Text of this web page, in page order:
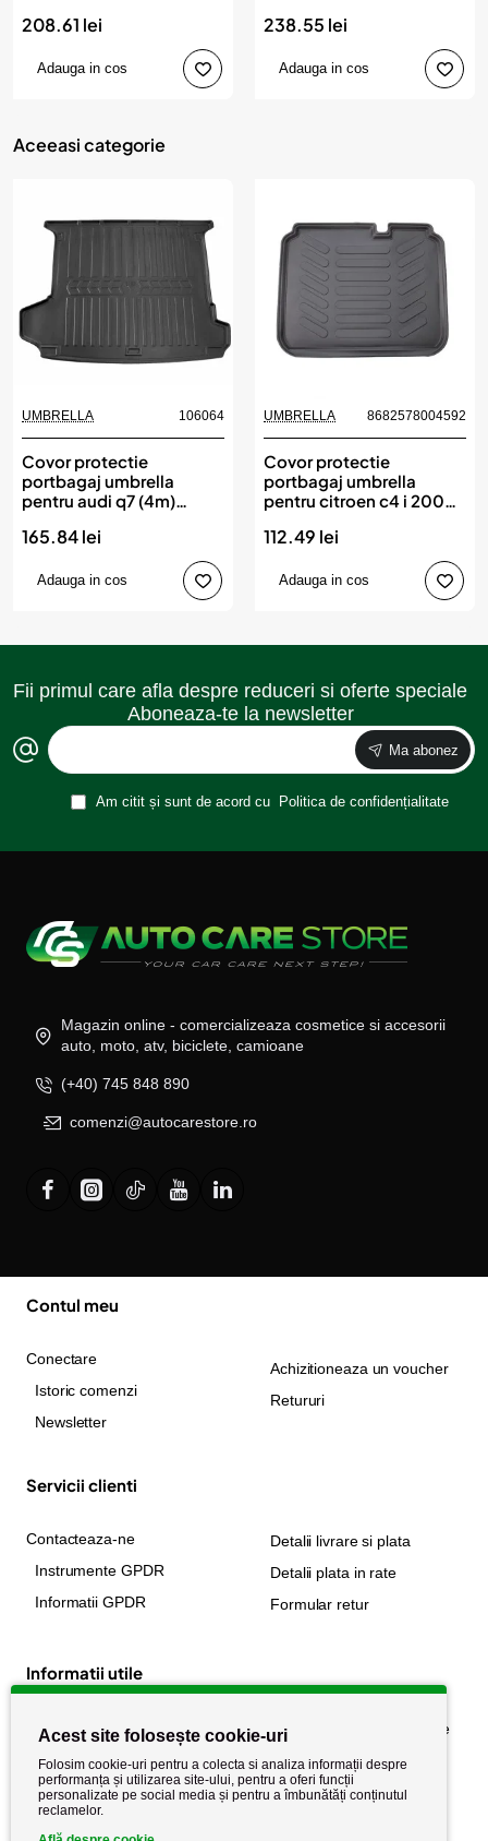
2018).peugeot
208.61 lei
Adauga in cos
238.55 lei
Adauga in cos
Aceeasi categorie
UMBRELLA 106064
Covor protectie
portbagaj umbrella
pentru audi q7 (4m)
165.84 lei
Adauga in cos
UMBRELLA 8682578004592
Covor protectie
portbagaj umbrella
pentru citroen c4 i 2004-
112.49 lei
Adauga in cos
Fii primul care afla despre reduceri si oferte speciale
Aboneaza-te la newsletter
Ma abonez
Am citit și sunt de acord cu Politica de confidențialitate
Magazin online - comercializeaza cosmetice si accesorii
auto, moto, atv, biciclete, camioane
(+40) 745 848 890
comenzi@autocarestore.ro
Contul meu
Conectare
Istoric comenzi
Newsletter
Achizitioneaza un voucher
Retururi
Servicii clienti
Contacteaza-ne
Instrumente GPDR
Informatii GPDR
Detalii livrare si plata
Detalii plata in rate
Formular retur
Informatii utile
Despre noi
Stiri si noutati
Politica de cookie
Politica de confidențialitate
Politica de retur
Termeni si conditii
Acest site folosește cookie-uri
Folosim cookie-uri pentru a colecta si analiza informații despre
performanța și utilizarea site-ului, pentru a oferi funcții
personalizate pe social media și pentru a îmbunătăți conținutul
reclamelor.